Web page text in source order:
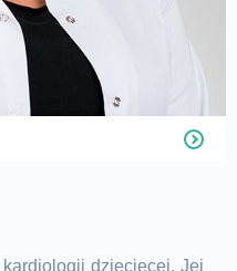
dziecięcej. Jej